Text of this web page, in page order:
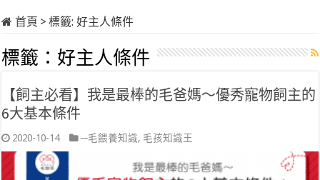
首頁 > 標籤:好主人條件
標籤： 好主人條件
【飼主必看】我是最棒的毛爸媽～優秀寵物飼主的
6大基本條件
2020-10-14 ─毛餵養知識, 毛孩知識王